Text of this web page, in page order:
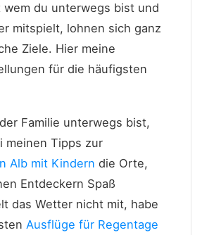
wem du unterwegs bist und
mitspielt, lohnen sich ganz
Ziele. Hier meine
für die häufigsten
Familie unterwegs bist,
meinen Tipps zur
Alb mit Kindern die Orte,
Entdeckern Spaß
das Wetter nicht mit, habe
Ausflüge für Regentage